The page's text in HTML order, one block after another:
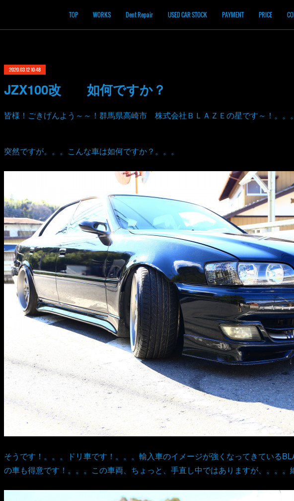
TOP WORKS Dent Repair USED CAR STOCK PAYMENT PRICE
2020.03.12 10:48
JZX100改 如何ですか？
皆様！ごきげんよう～～！群馬県高崎市 株式会社ＢＬＡＺＥの星です～！。。。
突然ですが。。。こんな車は如何ですか？。。。
そうです！。。。ドリ車です！。。。輸入車のイメージが強くなってきている
の車も得意です！。。。この車両、ちょっと、手直し中ではありますが、。。。